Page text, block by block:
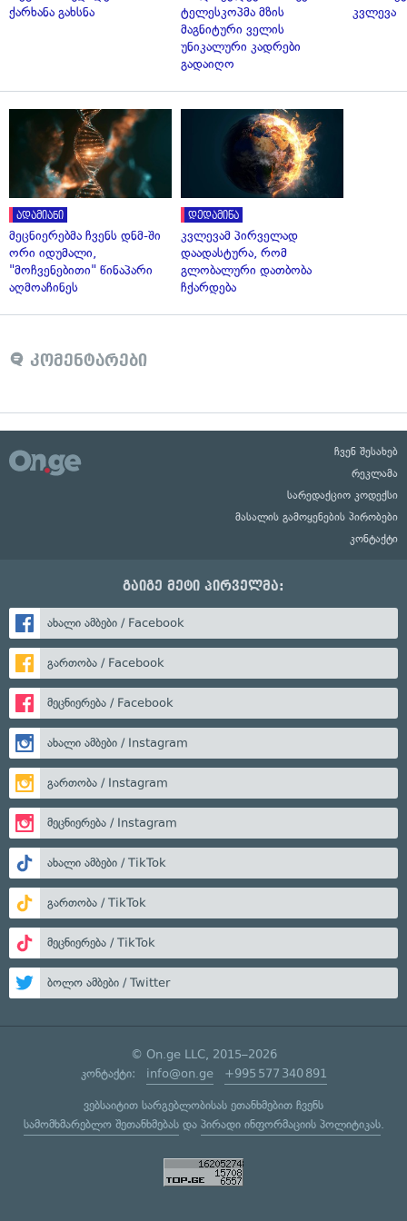
ქარხანა გახსნა
ტელესკოპმა მზის
მაგნიტური ველის
უნიკალური კადრები
გადაიღო
კვლევა
ადამიანი
მეცნიერებმა ჩვენს დნმ-ში
ორი იდუმალი,
"მოჩვენებითი" წინაპარი
აღმოაჩინეს
დედამიწა
კვლევამ პირველად
დაადასტურა, რომ
გლობალური დათბობა
ჩქარდება
კომენტარები
ჩვენ შესახებ
რეკლამა
სარედაქციო კოდექსი
მასალის გამოყენების პირობები
კონტაქტი
გაიგე მეტი პირველმა:
ახალი ამბები / Facebook
გართობა / Facebook
მეცნიერება / Facebook
ახალი ამბები / Instagram
გართობა / Instagram
მეცნიერება / Instagram
ახალი ამბები / TikTok
გართობა / TikTok
მეცნიერება / TikTok
ბოლო ამბები / Twitter
© On.ge LLC, 2015–2026
კონტაქტი: info@on.ge +995 577 340 891
ვებსაიტით სარგებლობისას ეთანხმებით ჩვენს
სამომხმარებლო შეთანხმებასდა პირადი ინფორმაციის პოლიტიკას.